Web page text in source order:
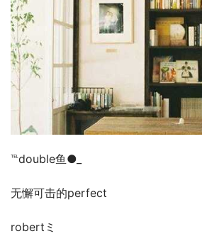
℡double鱼●_
无懈可击的perfect
robertミ